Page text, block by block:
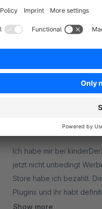
nützliches für
Average rating of 4
Leider klappt lediglich
3.0
by
Ich habe mir bei
jetzt nicht unbedingt
Store habe ich bezahlt.
Plugins und ihr habt
Show more